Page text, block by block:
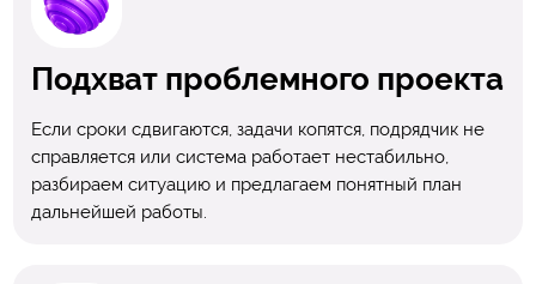
Подхват проблемного проекта
Если сроки сдвигаются, задачи копятся, подрядчик не
справляется или система работает нестабильно,
разбираем ситуацию и предлагаем понятный план
дальнейшей работы.